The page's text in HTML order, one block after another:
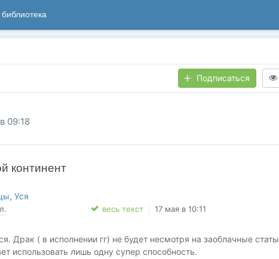
Подписаться
09:18
континент
, Уся
весь текст 17 мая в 10:11
Драк ( в исполнении гг) не будет несмотря на заоблачные статы
использовать лишь одну супер способность.